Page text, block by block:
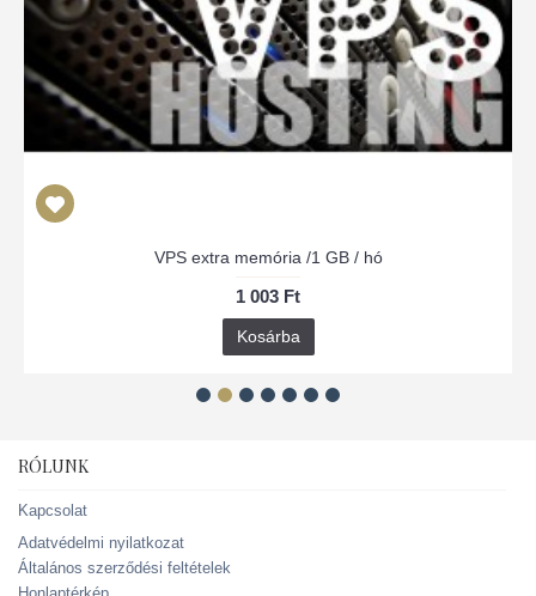
VPS extra memória /1 GB / hó
1 003 Ft
Kosárba
RÓLUNK
Kapcsolat
Adatvédelmi nyilatkozat
Általános szerződési feltételek